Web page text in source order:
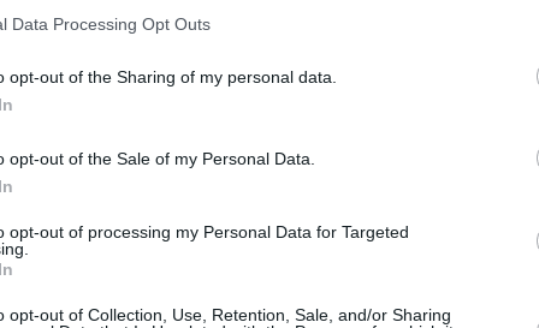
Data Processing Opt Outs
opt-out of the Sharing of my personal data.
opt-out of the Sale of my Personal Data.
opt-out of processing my Personal Data for Targeted
opt-out of Collection, Use, Retention, Sale, and/or Sharing